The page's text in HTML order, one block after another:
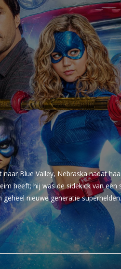
Blue Valley, Nebraska nadat
heeft; hij was de sidekick van een
nieuwe generatie superhelden.